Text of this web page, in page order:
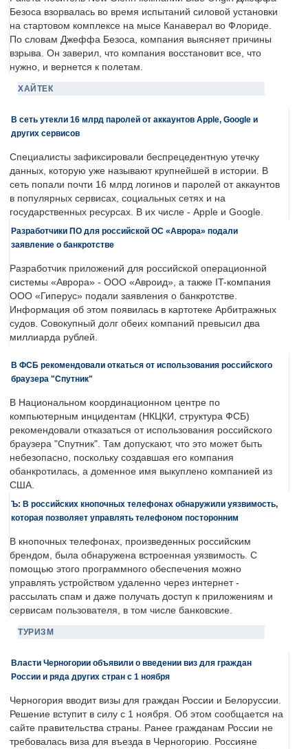
Безоса взорвалась во время испытаний силовой установки
на стартовом комплексе на мысе Канаверал во Флориде.
По словам Джеффа Безоса, компания выясняет причины
взрыва. Он заверил, что компания восстановит все, что
нужно, и вернется к полетам.
ХАЙТЕК
В сеть утекли 16 млрд паролей от аккаунтов Apple, Google и
других сервисов
Специалисты зафиксировали беспрецедентную утечку
данных, которую уже называют крупнейшей в истории. В
сеть попали почти 16 млрд логинов и паролей от аккаунтов
в популярных сервисах, социальных сетях и на
государственных ресурсах. В их числе - Apple и Google.
Разработчики ПО для российской ОС «Аврора» подали
заявление о банкротстве
Разработчик приложений для российской операционной
системы «Аврора» - ООО «Авроид», а также IT-компания
ООО «Гиперус» подали заявления о банкротстве.
Информация об этом появилась в картотеке Арбитражных
судов. Совокупный долг обеих компаний превысил два
миллиарда рублей.
В ФСБ рекомендовали откаться от использования российского
браузера "Спутник"
В Национальном координационном центре по
компьютерным инцидентам (НКЦКИ, структура ФСБ)
рекомендовали отказаться от использования российского
браузера "Спутник". Там допускают, что это может быть
небезопасно, поскольку создавшая его компания
обанкротилась, а доменное имя выкуплено компанией из
США.
Ъ: В российских кнопочных телефонах обнаружили уязвимость,
которая позволяет управлять телефоном посторонним
В кнопочных телефонах, произведенных российским
брендом, была обнаружена встроенная уязвимость. С
помощью этого программного обеспечения можно
управлять устройством удаленно через интернет -
рассылать спам и даже получать доступ к приложениям и
сервисам пользователя, в том числе банковские.
ТУРИЗМ
Власти Черногории объявили о введении виз для граждан
России и ряда других стран с 1 ноября
Черногория вводит визы для граждан России и Белоруссии.
Решение вступит в силу с 1 ноября. Об этом сообщается на
сайте правительства страны. Ранее гражданам России не
требовалась виза для въезда в Черногорию. Россияне